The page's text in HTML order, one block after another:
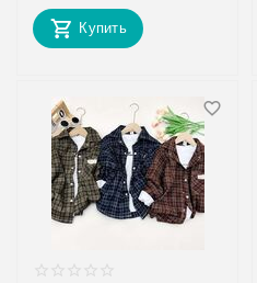
Купить